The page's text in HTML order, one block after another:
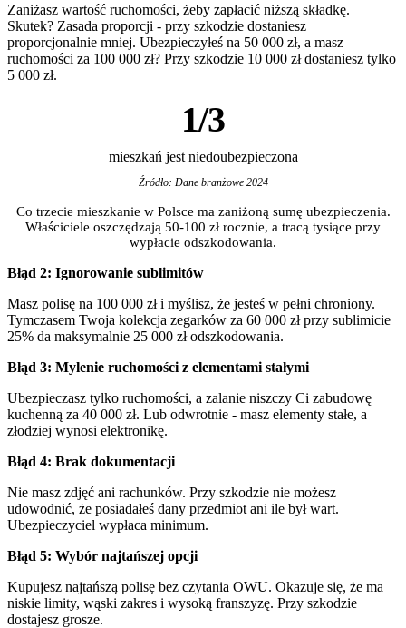
Zaniżasz wartość ruchomości, żeby zapłacić niższą składkę.
Skutek? Zasada proporcji - przy szkodzie dostaniesz
proporcjonalnie mniej. Ubezpieczyłeś na 50 000 zł, a masz
ruchomości za 100 000 zł? Przy szkodzie 10 000 zł dostaniesz tylko
5 000 zł.
1/3
mieszkań jest niedoubezpieczona
Źródło: Dane branżowe 2024
Co trzecie mieszkanie w Polsce ma zaniżoną sumę ubezpieczenia.
Właściciele oszczędzają 50-100 zł rocznie, a tracą tysiące przy
wypłacie odszkodowania.
Błąd 2: Ignorowanie sublimitów
Masz polisę na 100 000 zł i myślisz, że jesteś w pełni chroniony.
Tymczasem Twoja kolekcja zegarków za 60 000 zł przy sublimicie
25% da maksymalnie 25 000 zł odszkodowania.
Błąd 3: Mylenie ruchomości z elementami stałymi
Ubezpieczasz tylko ruchomości, a zalanie niszczy Ci zabudowę
kuchenną za 40 000 zł. Lub odwrotnie - masz elementy stałe, a
złodziej wynosi elektronikę.
Błąd 4: Brak dokumentacji
Nie masz zdjęć ani rachunków. Przy szkodzie nie możesz
udowodnić, że posiadałeś dany przedmiot ani ile był wart.
Ubezpieczyciel wypłaca minimum.
Błąd 5: Wybór najtańszej opcji
Kupujesz najtańszą polisę bez czytania OWU. Okazuje się, że ma
niskie limity, wąski zakres i wysoką franszyzę. Przy szkodzie
dostajesz grosze.